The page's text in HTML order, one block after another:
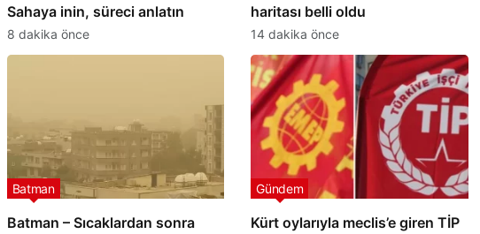
Sahaya inin, süreci anlatın
8 dakika önce
haritası belli oldu
14 dakika önce
Batman – Sıcaklardan sonra
Batman
Kürt oylarıyla meclis’e giren TİP
Gündem